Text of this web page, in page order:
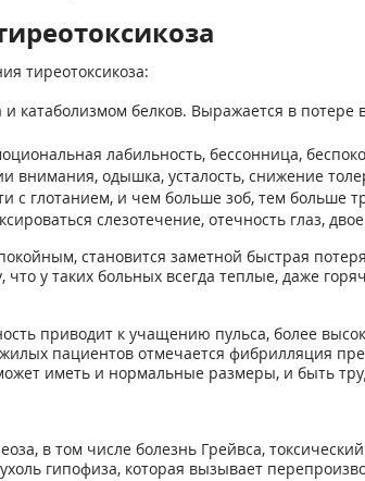
тиреотоксикоза:
и катаболизмом белков. Выражается в
лабильность, бессонница,
внимания, одышка, усталость, снижение
с глотанием, и чем больше зоб, тем
слезотечение, отечность глаз,
становится заметной быстрая
что у таких больных всегда теплые, даже
приводит к учащению пульса, более
пациентов отмечается фибрилляция
иметь и нормальные размеры, и быть
в том числе болезнь Грейвса,
гипофиза, которая вызывает